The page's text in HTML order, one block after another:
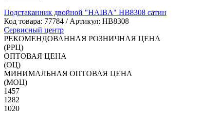
Подстаканник двойной "HAIBA" HB8308 сатин
Код товара: 77784 / Артикул: HB8308
Сервисный центр
РЕКОМЕНДОВАННАЯ РОЗНИЧНАЯ ЦЕНА
(РРЦ)
ОПТОВАЯ ЦЕНА
(ОЦ)
МИНИМАЛЬНАЯ ОПТОВАЯ ЦЕНА
(МОЦ)
1457
1282
1020